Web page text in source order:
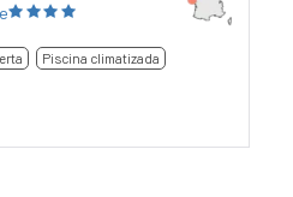
Piscina climatizada